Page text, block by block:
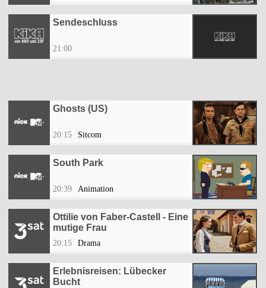
Sendeschluss
21:00
Ghosts (US)
20:15 Sitcom
South Park
20:39 Animation
Ottilie von Faber-Castell - Eine
mutige Frau
20:15 Drama
Erlebnisreisen: Lübecker
Bucht